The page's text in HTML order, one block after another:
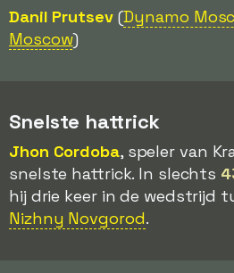
Danil Prutsev(Dynamo
Moscow)
Snelste hattrick
Jhon Cordoba, speler van
snelste hattrick. In slechts
hij drie keer in de wedstrijd
Nizhny Novgorod.